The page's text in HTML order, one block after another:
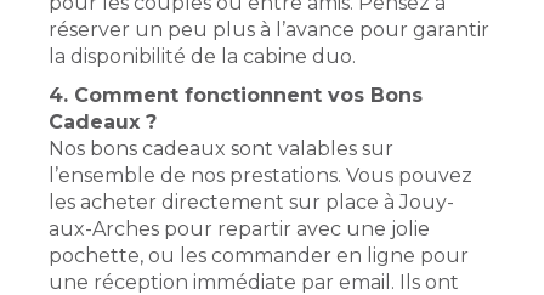
réserver un peu plus à l’avance pour garantir
la disponibilité de la cabine duo.
4. Comment fonctionnent vos Bons
Cadeaux ?
Nos bons cadeaux sont valables sur
l’ensemble de nos prestations. Vous pouvez
les acheter directement sur place à Jouy-
aux-Arches pour repartir avec une jolie
pochette, ou les commander en ligne pour
une réception immédiate par email. Ils ont